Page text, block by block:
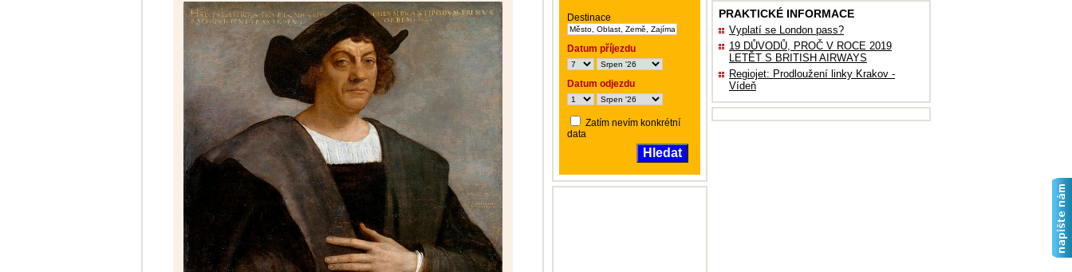
PRAKTICKÉ INFORMACE
Vyplatí se London pass?
19 DŮVODŮ, PROČ V ROCE 2019
LETĚT S BRITISH AIRWAYS
Regiojet: Prodloužení linky Krakov -
Vídeň
Destinace
Datum příjezdu
Datum odjezdu
Zatím nevím konkrétní
data
Hledat